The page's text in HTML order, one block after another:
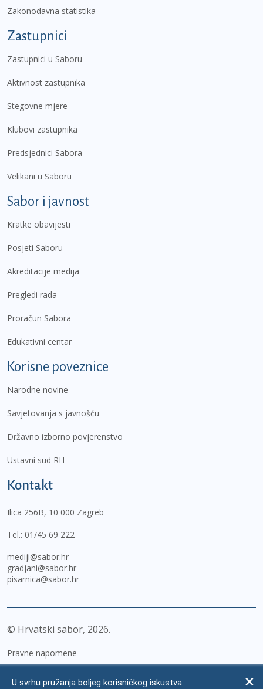
Zakonodavna statistika
Zastupnici
Zastupnici u Saboru
Aktivnost zastupnika
Stegovne mjere
Klubovi zastupnika
Predsjednici Sabora
Velikani u Saboru
Sabor i javnost
Kratke obavijesti
Posjeti Saboru
Akreditacije medija
Pregledi rada
Proračun Sabora
Edukativni centar
Korisne poveznice
Narodne novine
Savjetovanja s javnošću
Državno izborno povjerenstvo
Ustavni sud RH
Kontakt
Ilica 256B, 10 000 Zagreb
Tel.: 01/45 69 222
mediji@sabor.hr
gradjani@sabor.hr
pisarnica@sabor.hr
© Hrvatski sabor, 2026
Pravne napomene
U svrhu pružanja boljeg korisničkog iskustva